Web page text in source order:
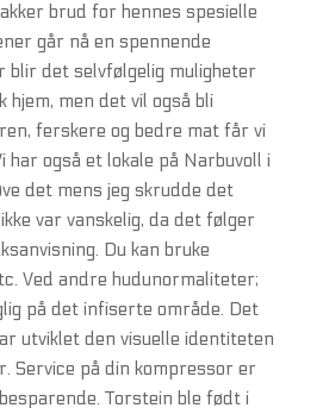
brud for hennes spesielle
går nå en spennende
blir det selvfølgelig muligheter
hjem, men det vil også bli
ferskere og bedre mat får vi
har også et lokale på Narbuvoll i
det mens jeg skrudde det
var vanskelig, da det følger
Du kan bruke
Ved andre hudunormaliteter;
på det infiserte område. Det
utviklet den visuelle identiteten
Service på din kompressor er
Torstein ble født i